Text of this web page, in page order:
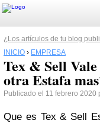
¿Los artículos de tu blog
INICIO › EMPRESA
Tex & Sell
otra Estafa
Publicado el 11 febrero 2020
Que es Tex & Sell